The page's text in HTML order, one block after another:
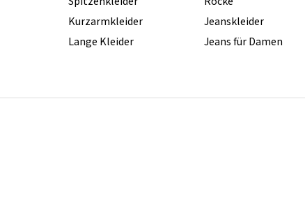
Kurzarmkleider
Lange Kleider
Jeanskleider
Jeans für Damen